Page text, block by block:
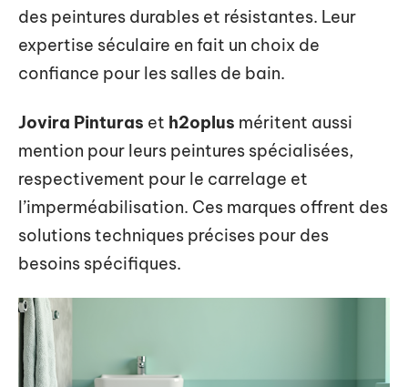
des peintures durables et résistantes. Leur
expertise séculaire en fait un choix de
confiance pour les salles de bain.
Jovira Pinturas et h2oplus méritent aussi
mention pour leurs peintures spécialisées,
respectivement pour le carrelage et
l’imperméabilisation. Ces marques offrent des
solutions techniques précises pour des
besoins spécifiques.